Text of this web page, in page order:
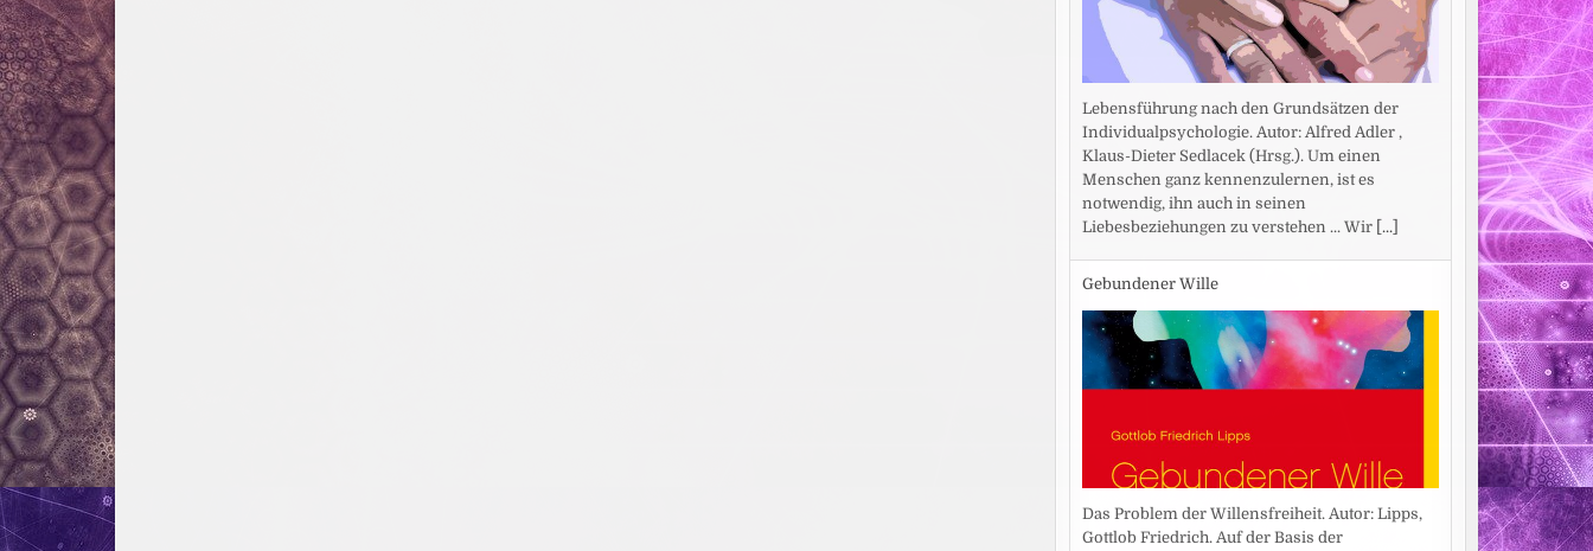
Lebensführung nach den Grundsätzen der
Individualpsychologie. Autor: Alfred Adler ,
Klaus-Dieter Sedlacek (Hrsg.). Um einen
Menschen ganz kennenzulernen, ist es
notwendig, ihn auch in seinen
Liebesbeziehungen zu verstehen ... Wir [...]
Gebundener Wille
Das Problem der Willensfreiheit. Autor: Lipps,
Gottlob Friedrich. Auf der Basis der